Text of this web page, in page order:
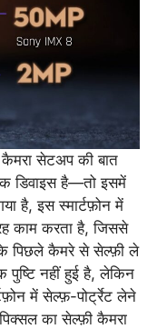
सेटअप की बात
डिवाइस है—तो इसमें
है, इस स्मार्टफ़ोन में
काम करता है, जिससे
पिछले कैमरे से सेल्फ़ी ले
पुष्टि नहीं हुई है, लेकिन
में सेल्फ़-पोर्ट्रेट लेने
का सेल्फ़ी कैमरा